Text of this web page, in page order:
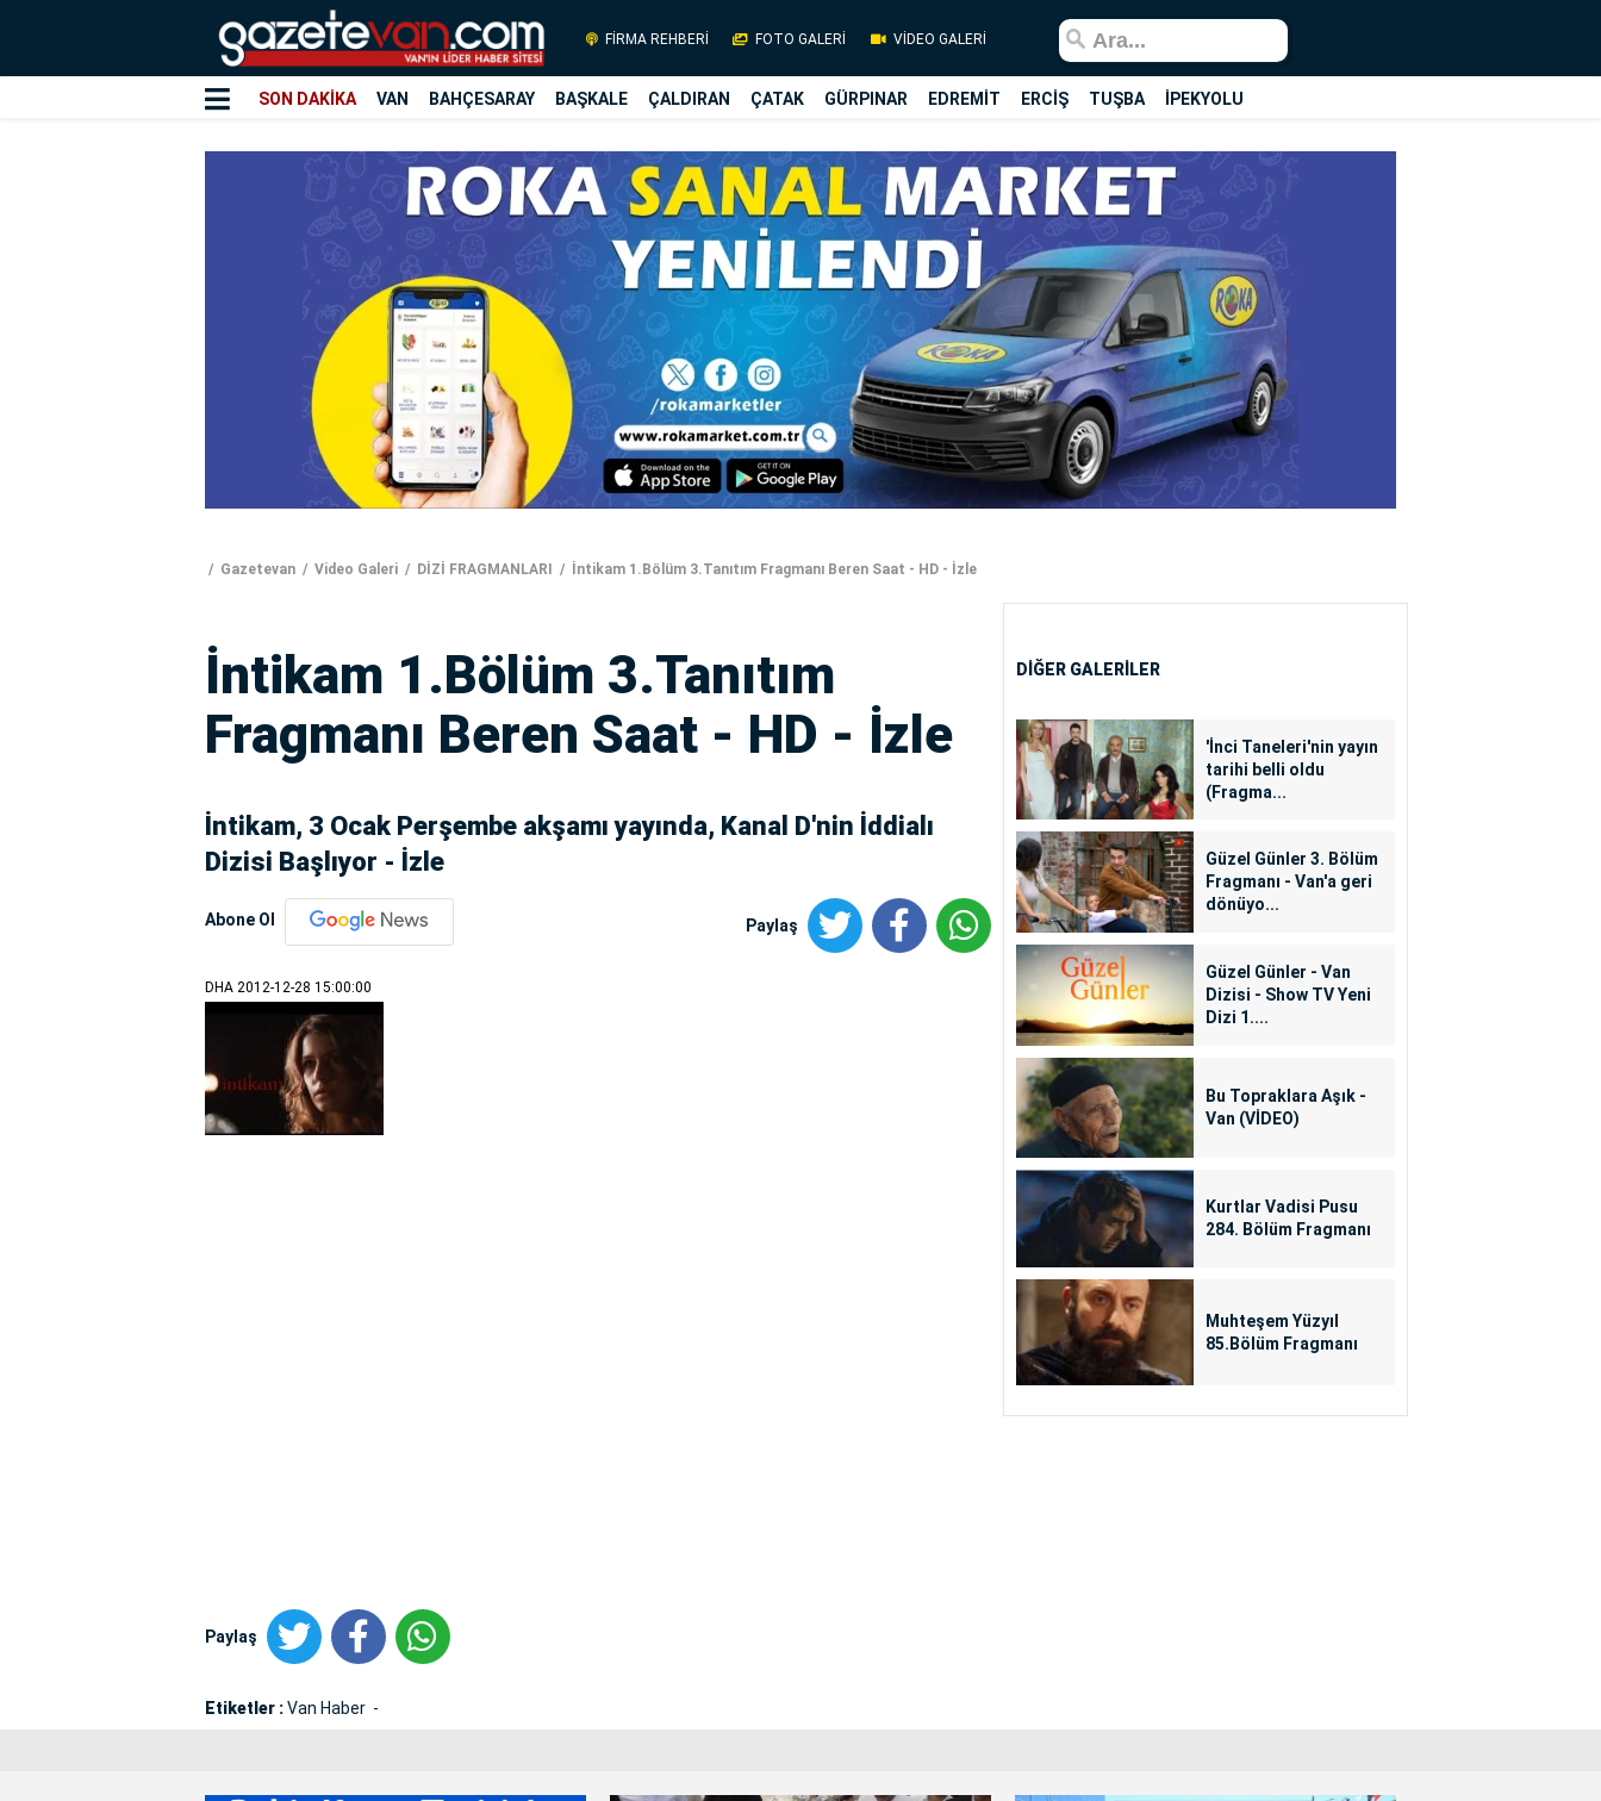
FİRMA REHBERİ FOTO GALERİ VİDEO GALERİ
SON DAKİKA VAN BAHÇESARAY BAŞKALE ÇALDIRAN ÇATAK GÜRPINAR EDREMİT ERCİŞ TUŞBA İPEKYOLU
Gazetevan Video Galeri DİZİ FRAGMANLARI İntikam 1.Bölüm 3.Tanıtım Fragmanı Beren Saat - HD - İzle
İntikam 1.Bölüm 3.Tanıtım
Fragmanı Beren Saat - HD - İzle
İntikam, 3 Ocak Perşembe akşamı yayında, Kanal D'nin İddialı
Dizisi Başlıyor - İzle
Abone Ol Paylaş
DHA 2012-12-28 15:00:00
Paylaş
Etiketler :Van Haber
DİĞER GALERİLER
'İnci Taneleri'nin yayın
tarihi belli oldu
(Fragma...
Güzel Günler 3. Bölüm
Fragmanı - Van'a geri
dönüyo...
Güzel Günler - Van
Dizisi - Show TV Yeni
Dizi 1....
Bu Topraklara Aşık -
Van (VİDEO)
Kurtlar Vadisi Pusu
284. Bölüm Fragmanı
Muhteşem Yüzyıl
85.Bölüm Fragmanı